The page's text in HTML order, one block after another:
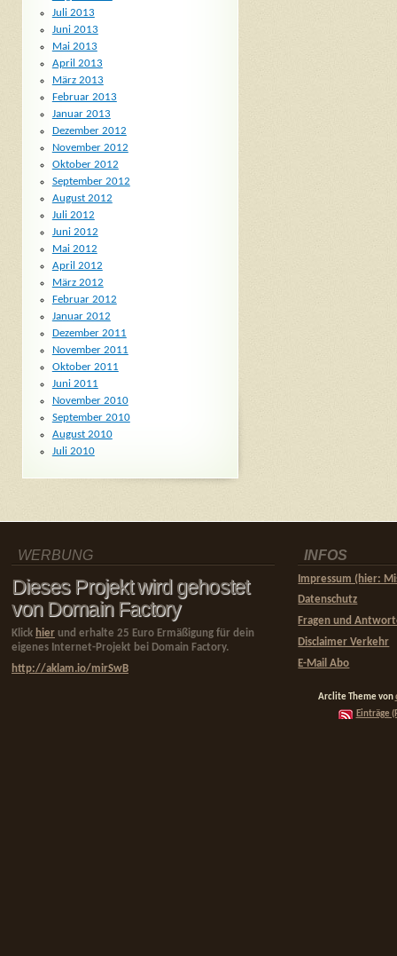
Juli 2013
Juni 2013
Mai 2013
April 2013
März 2013
Februar 2013
Januar 2013
Dezember 2012
November 2012
Oktober 2012
September 2012
August 2012
Juli 2012
Juni 2012
Mai 2012
April 2012
März 2012
Februar 2012
Januar 2012
Dezember 2011
November 2011
Oktober 2011
Juni 2011
November 2010
September 2010
August 2010
Juli 2010
WERBUNG
Dieses Projekt wird gehostet
von Domain Factory
Klick hier und erhalte 25 Euro Ermäßigung für dein
eigenes Internet-Projekt bei Domain Factory.
http://aklam.io/mirSwB
INFOS
Impressum (hier:
Datenschutz
Fragen und
Disclaimer Verkehr
E-Mail Abo
Arclite Theme von
Einträge